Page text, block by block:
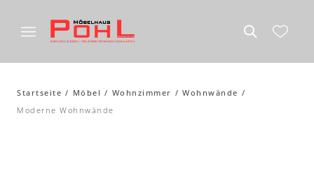
Startseite Möbel Wohnzimmer
Wohnwände
Moderne Wohnwände